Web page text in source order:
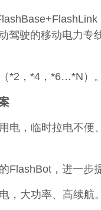
驾驶的移动电力专
*2，*4，*6…*N）。
电，临时拉电不便
FlashBot，进一步
，大功率、高续航。